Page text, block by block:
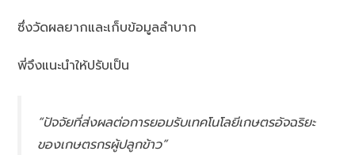
ซึ่งวัดผลยากและเก็บข้อมูลลำบาก
พี่จึงแนะนำให้ปรับเป็น
“ปัจจัยที่ส่งผลต่อการยอมรับเทคโนโลยีเกษตรอัจฉริยะ
ของเกษตรกรผู้ปลูกข้าว”